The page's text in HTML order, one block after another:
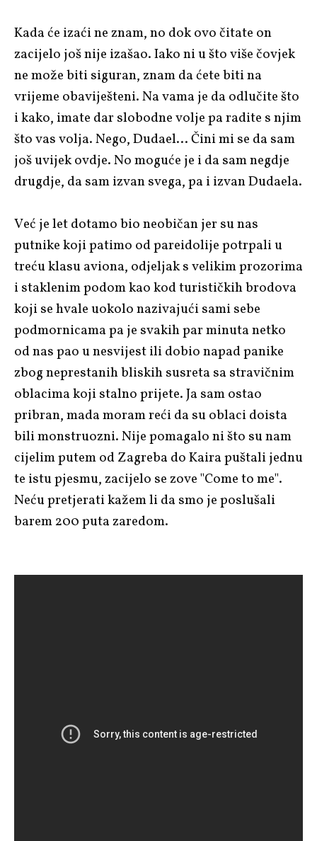
Kada će izaći ne znam, no dok ovo čitate on
zacijelo još nije izašao. Iako ni u što više čovjek
ne može biti siguran, znam da ćete biti na
vrijeme obaviješteni. Na vama je da odlučite što
i kako, imate dar slobodne volje pa radite s njim
što vas volja. Nego, Dudael… Čini mi se da sam
još uvijek ovdje. No moguće je i da sam negdje
drugdje, da sam izvan svega, pa i izvan Dudaela.
Već je let dotamo bio neobičan jer su nas
putnike koji patimo od pareidolije potrpali u
treću klasu aviona, odjeljak s velikim prozorima
i staklenim podom kao kod turističkih brodova
koji se hvale uokolo nazivajući sami sebe
podmornicama pa je svakih par minuta netko
od nas pao u nesvijest ili dobio napad panike
zbog neprestanih bliskih susreta sa stravičnim
oblacima koji stalno prijete. Ja sam ostao
pribran, mada moram reći da su oblaci doista
bili monstruozni. Nije pomagalo ni što su nam
cijelim putem od Zagreba do Kaira puštali jednu
te istu pjesmu, zacijelo se zove "Come to me".
Neću pretjerati kažem li da smo je poslušali
barem 200 puta zaredom.